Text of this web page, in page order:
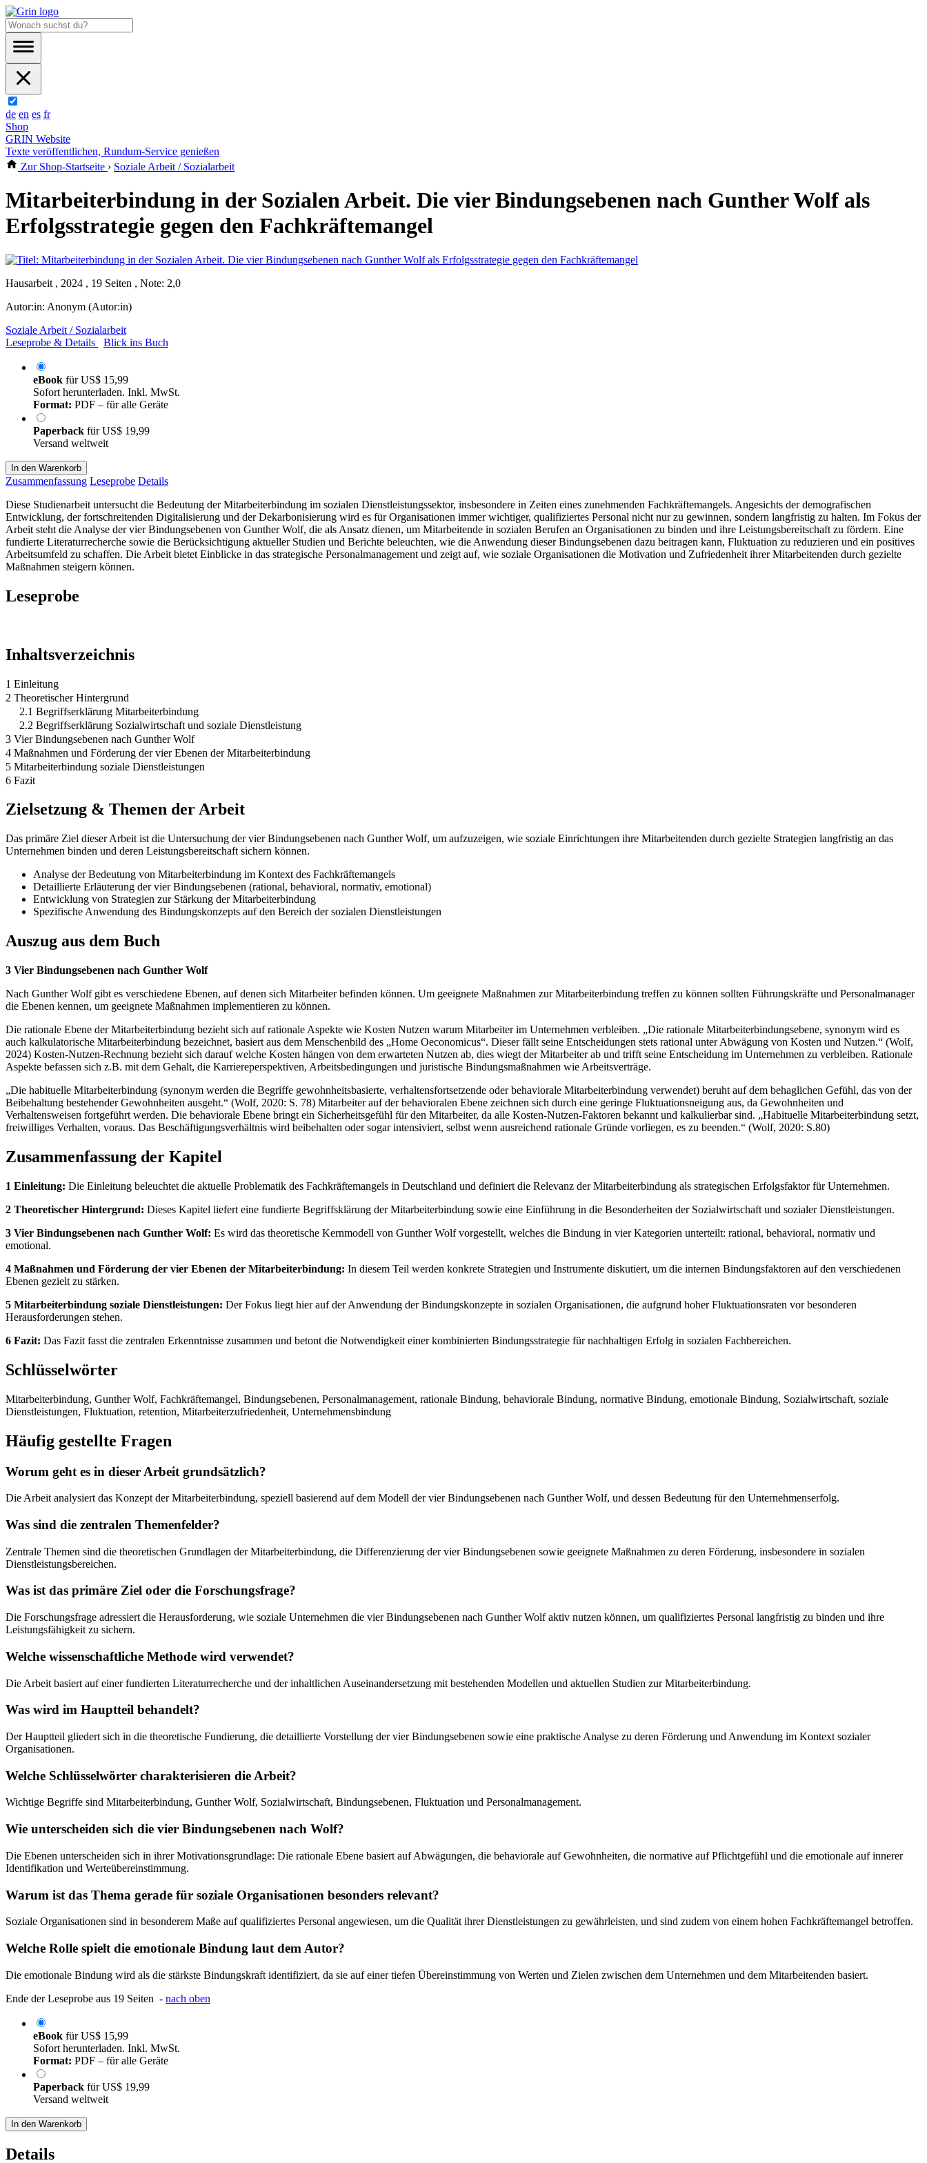
de en es fr
Shop
GRIN Website
Texte veröffentlichen, Rundum-Service genießen
Zur Shop-Startseite › Soziale Arbeit / Sozialarbeit
Mitarbeiterbindung in der Sozialen Arbeit. Die vier Bindungsebenen nach Gunther Wolf als
Erfolgsstrategie gegen den Fachkräftemangel
Hausarbeit , 2024 , 19 Seiten , Note: 2,0
Autor:in: Anonym (Autor:in)
Soziale Arbeit / Sozialarbeit
Leseprobe & Details
Blick ins Buch
eBook fürUS$ 15,99
Sofort herunterladen. Inkl. MwSt.
Format: PDF – für alle Geräte
Paperback fürUS$ 19,99
Versand weltweit
In den Warenkorb
Zusammenfassung Leseprobe Details
Diese Studienarbeit untersucht die Bedeutung der Mitarbeiterbindung im sozialen Dienstleistungssektor, insbesondere in Zeiten eines zunehmenden Fachkräftemangels. Angesichts der demografischen
Entwicklung, der fortschreitenden Digitalisierung und der Dekarbonisierung wird es für Organisationen immer wichtiger, qualifiziertes Personal nicht nur zu gewinnen, sondern langfristig zu halten. Im Fokus der
Arbeit steht die Analyse der vier Bindungsebenen von Gunther Wolf, die als Ansatz dienen, um Mitarbeitende in sozialen Berufen an Organisationen zu binden und ihre Leistungsbereitschaft zu fördern. Eine
fundierte Literaturrecherche sowie die Berücksichtigung aktueller Studien und Berichte beleuchten, wie die Anwendung dieser Bindungsebenen dazu beitragen kann, Fluktuation zu reduzieren und ein positives
Arbeitsumfeld zu schaffen. Die Arbeit bietet Einblicke in das strategische Personalmanagement und zeigt auf, wie soziale Organisationen die Motivation und Zufriedenheit ihrer Mitarbeitenden durch gezielte
Maßnahmen steigern können.
Leseprobe
Inhaltsverzeichnis
1 Einleitung
2 Theoretischer Hintergrund
2.1 Begriffserklärung Mitarbeiterbindung
2.2 Begriffserklärung Sozialwirtschaft und soziale Dienstleistung
3 Vier Bindungsebenen nach Gunther Wolf
4 Maßnahmen und Förderung der vier Ebenen der Mitarbeiterbindung
5 Mitarbeiterbindung soziale Dienstleistungen
6 Fazit
Zielsetzung & Themen der Arbeit
Das primäre Ziel dieser Arbeit ist die Untersuchung der vier Bindungsebenen nach Gunther Wolf, um aufzuzeigen, wie soziale Einrichtungen ihre Mitarbeitenden durch gezielte Strategien langfristig an das
Unternehmen binden und deren Leistungsbereitschaft sichern können.
Analyse der Bedeutung von Mitarbeiterbindung im Kontext des Fachkräftemangels
Detaillierte Erläuterung der vier Bindungsebenen (rational, behavioral, normativ, emotional)
Entwicklung von Strategien zur Stärkung der Mitarbeiterbindung
Spezifische Anwendung des Bindungskonzepts auf den Bereich der sozialen Dienstleistungen
Auszug aus dem Buch
3 Vier Bindungsebenen nach Gunther Wolf
Nach Gunther Wolf gibt es verschiedene Ebenen, auf denen sich Mitarbeiter befinden können. Um geeignete Maßnahmen zur Mitarbeiterbindung treffen zu können sollten Führungskräfte und Personalmanager
die Ebenen kennen, um geeignete Maßnahmen implementieren zu können.
Die rationale Ebene der Mitarbeiterbindung bezieht sich auf rationale Aspekte wie Kosten Nutzen warum Mitarbeiter im Unternehmen verbleiben. „Die rationale Mitarbeiterbindungsebene, synonym wird es
auch kalkulatorische Mitarbeiterbindung bezeichnet, basiert aus dem Menschenbild des „Home Oeconomicus“. Dieser fällt seine Entscheidungen stets rational unter Abwägung von Kosten und Nutzen.“ (Wolf,
2024) Kosten-Nutzen-Rechnung bezieht sich darauf welche Kosten hängen von dem erwarteten Nutzen ab, dies wiegt der Mitarbeiter ab und trifft seine Entscheidung im Unternehmen zu verbleiben. Rationale
Aspekte befassen sich z.B. mit dem Gehalt, die Karriereperspektiven, Arbeitsbedingungen und juristische Bindungsmaßnahmen wie Arbeitsverträge.
„Die habituelle Mitarbeiterbindung (synonym werden die Begriffe gewohnheitsbasierte, verhaltensfortsetzende oder behaviorale Mitarbeiterbindung verwendet) beruht auf dem behaglichen Gefühl, das von der
Beibehaltung bestehender Gewohnheiten ausgeht.“ (Wolf, 2020: S. 78) Mitarbeiter auf der behavioralen Ebene zeichnen sich durch eine geringe Fluktuationsneigung aus, da Gewohnheiten und
Verhaltensweisen fortgeführt werden. Die behaviorale Ebene bringt ein Sicherheitsgefühl für den Mitarbeiter, da alle Kosten-Nutzen-Faktoren bekannt und kalkulierbar sind. „Habituelle Mitarbeiterbindung setzt,
freiwilliges Verhalten, voraus. Das Beschäftigungsverhältnis wird beibehalten oder sogar intensiviert, selbst wenn ausreichend rationale Gründe vorliegen, es zu beenden.“ (Wolf, 2020: S.80)
Zusammenfassung der Kapitel
1 Einleitung: Die Einleitung beleuchtet die aktuelle Problematik des Fachkräftemangels in Deutschland und definiert die Relevanz der Mitarbeiterbindung als strategischen Erfolgsfaktor für Unternehmen.
2 Theoretischer Hintergrund: Dieses Kapitel liefert eine fundierte Begriffsklärung der Mitarbeiterbindung sowie eine Einführung in die Besonderheiten der Sozialwirtschaft und sozialer Dienstleistungen.
3 Vier Bindungsebenen nach Gunther Wolf: Es wird das theoretische Kernmodell von Gunther Wolf vorgestellt, welches die Bindung in vier Kategorien unterteilt: rational, behavioral, normativ und
emotional.
4 Maßnahmen und Förderung der vier Ebenen der Mitarbeiterbindung: In diesem Teil werden konkrete Strategien und Instrumente diskutiert, um die internen Bindungsfaktoren auf den verschiedenen
Ebenen gezielt zu stärken.
5 Mitarbeiterbindung soziale Dienstleistungen: Der Fokus liegt hier auf der Anwendung der Bindungskonzepte in sozialen Organisationen, die aufgrund hoher Fluktuationsraten vor besonderen
Herausforderungen stehen.
6 Fazit: Das Fazit fasst die zentralen Erkenntnisse zusammen und betont die Notwendigkeit einer kombinierten Bindungsstrategie für nachhaltigen Erfolg in sozialen Fachbereichen.
Schlüsselwörter
Mitarbeiterbindung, Gunther Wolf, Fachkräftemangel, Bindungsebenen, Personalmanagement, rationale Bindung, behaviorale Bindung, normative Bindung, emotionale Bindung, Sozialwirtschaft, soziale
Dienstleistungen, Fluktuation, retention, Mitarbeiterzufriedenheit, Unternehmensbindung
Häufig gestellte Fragen
Worum geht es in dieser Arbeit grundsätzlich?
Die Arbeit analysiert das Konzept der Mitarbeiterbindung, speziell basierend auf dem Modell der vier Bindungsebenen nach Gunther Wolf, und dessen Bedeutung für den Unternehmenserfolg.
Was sind die zentralen Themenfelder?
Zentrale Themen sind die theoretischen Grundlagen der Mitarbeiterbindung, die Differenzierung der vier Bindungsebenen sowie geeignete Maßnahmen zu deren Förderung, insbesondere in sozialen
Dienstleistungsbereichen.
Was ist das primäre Ziel oder die Forschungsfrage?
Die Forschungsfrage adressiert die Herausforderung, wie soziale Unternehmen die vier Bindungsebenen nach Gunther Wolf aktiv nutzen können, um qualifiziertes Personal langfristig zu binden und ihre
Leistungsfähigkeit zu sichern.
Welche wissenschaftliche Methode wird verwendet?
Die Arbeit basiert auf einer fundierten Literaturrecherche und der inhaltlichen Auseinandersetzung mit bestehenden Modellen und aktuellen Studien zur Mitarbeiterbindung.
Was wird im Hauptteil behandelt?
Der Hauptteil gliedert sich in die theoretische Fundierung, die detaillierte Vorstellung der vier Bindungsebenen sowie eine praktische Analyse zu deren Förderung und Anwendung im Kontext sozialer
Organisationen.
Welche Schlüsselwörter charakterisieren die Arbeit?
Wichtige Begriffe sind Mitarbeiterbindung, Gunther Wolf, Sozialwirtschaft, Bindungsebenen, Fluktuation und Personalmanagement.
Wie unterscheiden sich die vier Bindungsebenen nach Wolf?
Die Ebenen unterscheiden sich in ihrer Motivationsgrundlage: Die rationale Ebene basiert auf Abwägungen, die behaviorale auf Gewohnheiten, die normative auf Pflichtgefühl und die emotionale auf innerer
Identifikation und Werteübereinstimmung.
Warum ist das Thema gerade für soziale Organisationen besonders relevant?
Soziale Organisationen sind in besonderem Maße auf qualifiziertes Personal angewiesen, um die Qualität ihrer Dienstleistungen zu gewährleisten, und sind zudem von einem hohen Fachkräftemangel betroffen.
Welche Rolle spielt die emotionale Bindung laut dem Autor?
Die emotionale Bindung wird als die stärkste Bindungskraft identifiziert, da sie auf einer tiefen Übereinstimmung von Werten und Zielen zwischen dem Unternehmen und dem Mitarbeitenden basiert.
Ende der Leseprobe aus 19 Seiten - nach oben
eBook fürUS$ 15,99
Sofort herunterladen. Inkl. MwSt.
Format: PDF – für alle Geräte
Paperback fürUS$ 19,99
Versand weltweit
In den Warenkorb
Details